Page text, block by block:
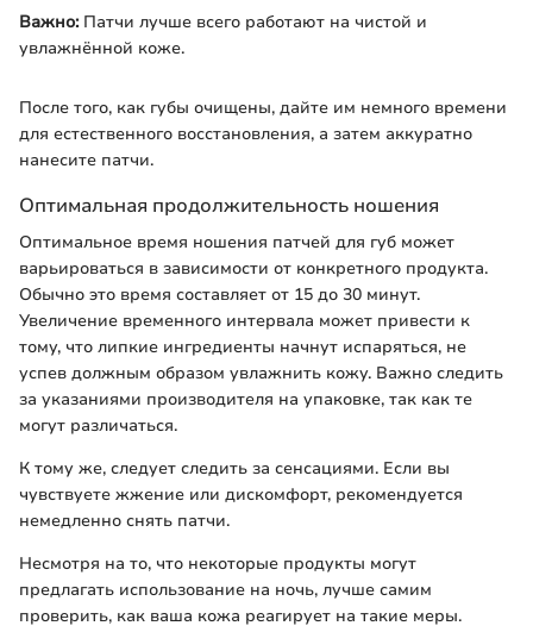
Важно:Патчи лучше всего работают на чистой и
увлажнённой коже.
После того, как губы очищены, дайте им немного времени
для естественного восстановления, а затем аккуратно
нанесите патчи.
Оптимальная продолжительность ношения
Оптимальное время ношения патчей для губ может
варьироваться в зависимости от конкретного продукта.
Обычно это время составляет от 15 до 30 минут.
Увеличение временного интервала может привести к
тому, что липкие ингредиенты начнут испаряться, не
успев должным образом увлажнить кожу. Важно следить
за указаниями производителя на упаковке, так как те
могут различаться.
К тому же, следует следить за сенсациями. Если вы
чувствуете жжение или дискомфорт, рекомендуется
немедленно снять патчи.
Несмотря на то, что некоторые продукты могут
предлагать использование на ночь, лучше самим
проверить, как ваша кожа реагирует на такие меры.